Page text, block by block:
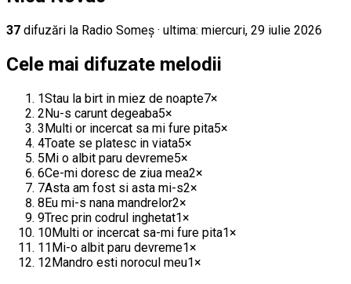
37 difuzări la Radio Someș · ultima: miercuri, 29 iulie 2026
Cele mai difuzate melodii
1Stau la birt in miez de noapte7×
2Nu-s carunt degeaba5×
3Multi or incercat sa mi fure pita5×
4Toate se platesc in viata5×
5Mi o albit paru devreme5×
6Ce-mi doresc de ziua mea2×
7Asta am fost si asta mi-s2×
8Eu mi-s nana mandrelor2×
9Trec prin codrul inghetat1×
10Multi or incercat sa-mi fure pita1×
11Mi-o albit paru devreme1×
12Mandro esti norocul meu1×